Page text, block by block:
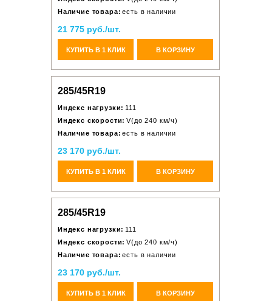
Наличие товара: есть в наличии
21 775 руб./шт.
КУПИТЬ В 1 КЛИК В КОРЗИНУ
285/45R19
Индекс нагрузки: 111
Индекс скорости: V(до 240 км/ч)
Наличие товара: есть в наличии
23 170 руб./шт.
КУПИТЬ В 1 КЛИК В КОРЗИНУ
285/45R19
Индекс нагрузки: 111
Индекс скорости: V(до 240 км/ч)
Наличие товара: есть в наличии
23 170 руб./шт.
КУПИТЬ В 1 КЛИК В КОРЗИНУ